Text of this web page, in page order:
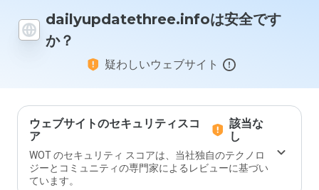
dailyupdatethree.infoは安全です
か？
疑わしいウェブサイト
ウェブサイトのセキュリティスコ
ア
該当な
し
WOT のセキュリティ スコアは、当社独自のテクノロ
ジーとコミュニティの専門家によるレビューに基づい
ています。
間
で、
ます
か？